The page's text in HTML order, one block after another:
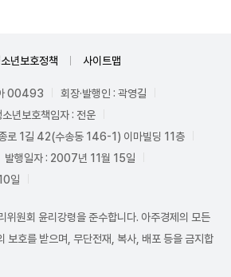
년보호정책 사이트맵
00493
회장·발행인 : 곽영길
소년보호책임자 : 전운
로 1길 42(수송동 146-1) 이마빌딩 11층
발행일자 : 2007년 11월 15일
일
위원회 윤리강령을 준수합니다. 아주경제의 모든
보호를 받으며, 무단전재, 복사, 배포 등을 금지합